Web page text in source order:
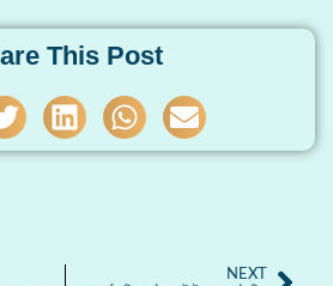
This Post
NEXT